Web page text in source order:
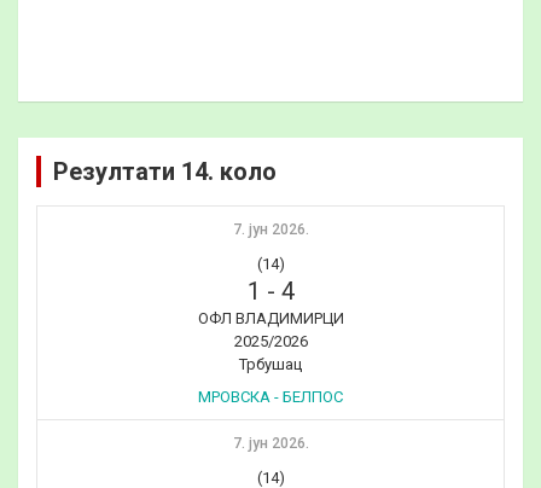
Резултати 14. коло
7. јун 2026.
(14)
1 - 4
ОФЛ ВЛАДИМИРЦИ
2025/2026
Трбушац
МРОВСКА - БЕЛПОС
7. јун 2026.
(14)